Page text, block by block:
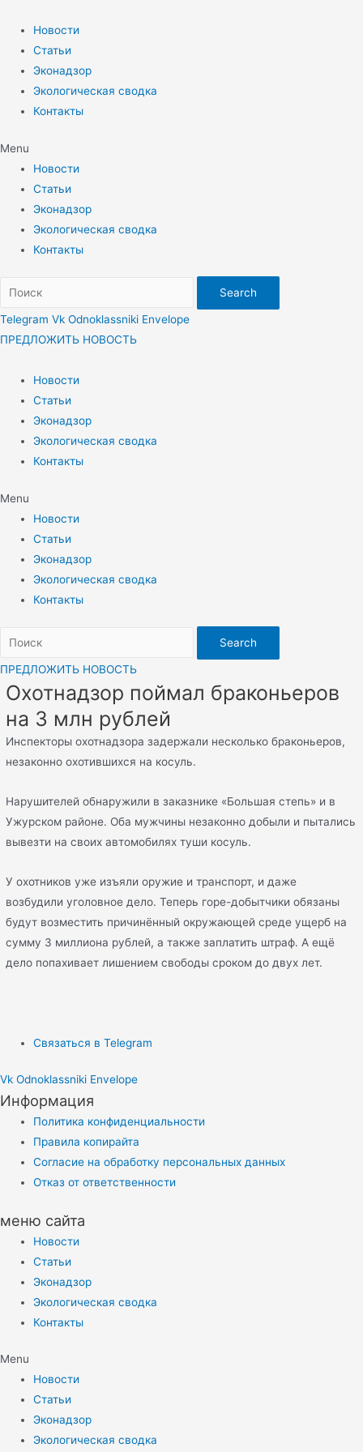
содержимому
Новости
Статьи
Эконадзор
Экологическая сводка
Контакты
Menu
Новости
Статьи
Эконадзор
Экологическая сводка
Контакты
Search
Telegram Vk Odnoklassniki Envelope
ПРЕДЛОЖИТЬ НОВОСТЬ
Новости
Статьи
Эконадзор
Экологическая сводка
Контакты
Menu
Новости
Статьи
Эконадзор
Экологическая сводка
Контакты
Search
ПРЕДЛОЖИТЬ НОВОСТЬ
Охотнадзор поймал браконьеров
на 3 млн рублей
Инспекторы охотнадзора задержали несколько браконьеров,
незаконно охотившихся на косуль.
Нарушителей обнаружили в заказнике «Большая степь» и в
Ужурском районе. Оба мужчины незаконно добыли и пытались
вывезти на своих автомобилях туши косуль.
У охотников уже изъяли оружие и транспорт, и даже
возбудили уголовное дело. Теперь горе-добытчики обязаны
будут возместить причинённый окружающей среде ущерб на
сумму 3 миллиона рублей, а также заплатить штраф. А ещё
дело попахивает лишением свободы сроком до двух лет.
Связаться в Telegram
Vk Odnoklassniki Envelope
Информация
Политика конфиденциальности
Правила копирайта
Согласие на обработку персональных данных
Отказ от ответственности
меню сайта
Новости
Статьи
Эконадзор
Экологическая сводка
Контакты
Menu
Новости
Статьи
Эконадзор
Экологическая сводка